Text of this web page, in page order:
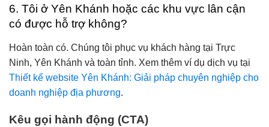
6. Tôi ở Yên Khánh hoặc các khu vực lân cận
có được hỗ trợ không?
Hoàn toàn có. Chúng tôi phục vụ khách hàng tại Trực
Ninh, Yên Khánh và toàn tỉnh. Xem thêm ví dụ dịch vụ tại
Thiết kế website Yên Khánh: Giải pháp chuyên nghiệp cho
doanh nghiệp địa phương.
Kêu gọi hành động (CTA)